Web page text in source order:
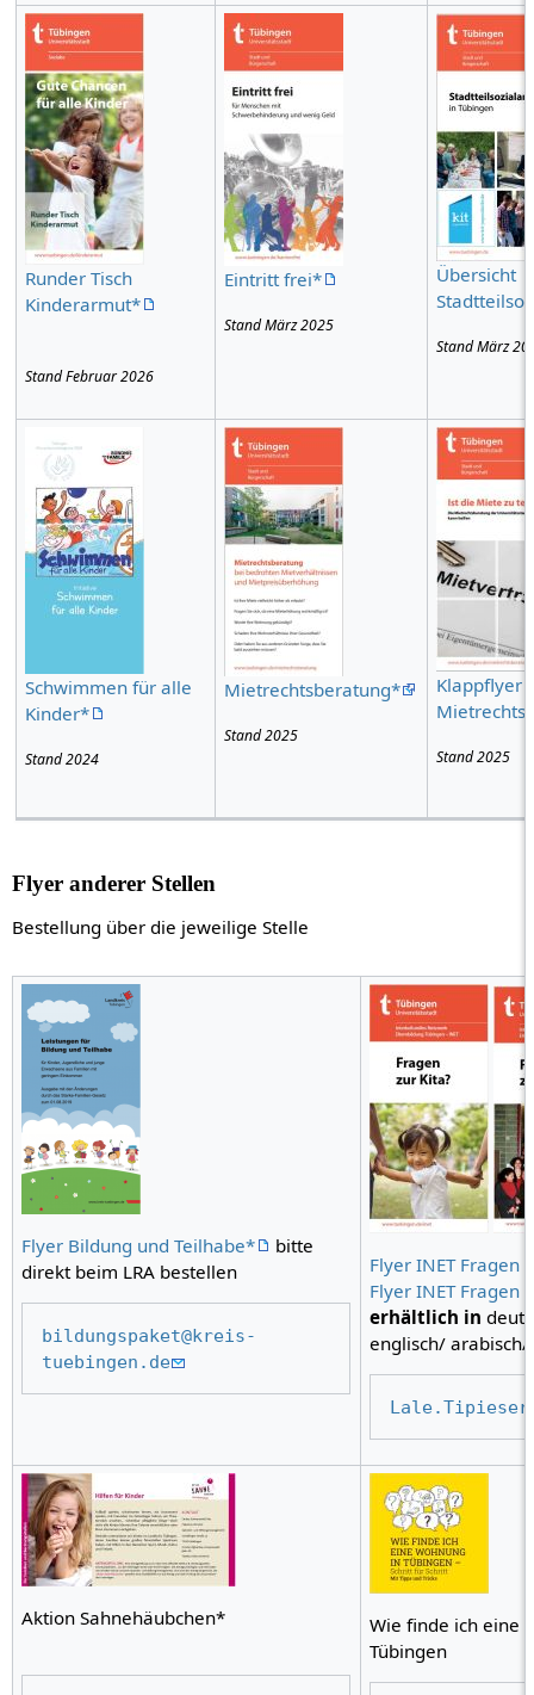
Runder Tisch
Kinderarmut*
Stand Februar 2026
Eintritt frei*
Stand März 2025
Übersicht
Stand März
Schwimmen für alle
Kinder*
Stand 2024
Mietrechtsberatung*
Stand 2025
Klappflyer
Stand 2025
Flyer anderer Stellen
Bestellung über die jeweilige Stelle
Flyer Bildung und Teilhabe*
bitte
direkt beim LRA bestellen
bildungspaket@kreis-
tuebingen.de
Flyer INET Fragen
Flyer INET Fragen
erhältlich in
englisch/ arabisch/
Aktion Sahnehäubchen*
Wie finde ich eine
Tübingen